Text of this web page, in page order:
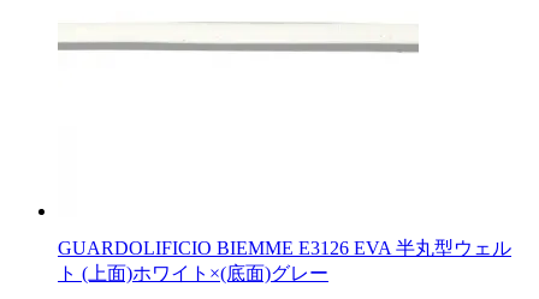
GUARDOLIFICIO BIEMME E3126 EVA 半丸型ウェル
ト (上面)ホワイト×(底面)グレー